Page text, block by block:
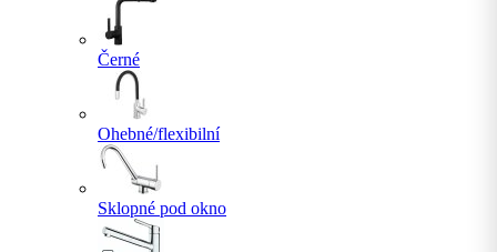
Černé
Ohebné/flexibilní
Sklopné pod okno